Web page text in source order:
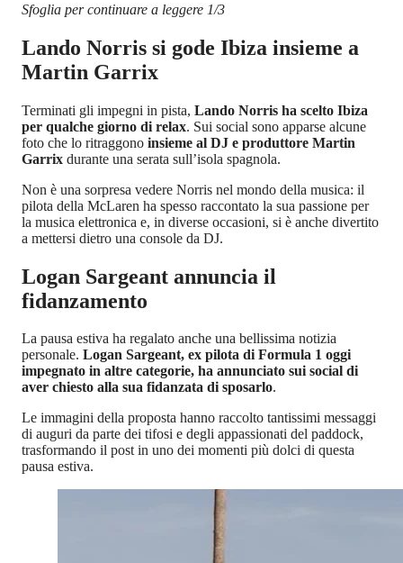
Sfoglia per continuare a leggere 1/3
Lando Norris si gode Ibiza insieme a
Martin Garrix
Terminati gli impegni in pista, Lando Norris ha scelto Ibiza
per qualche giorno di relax. Sui social sono apparse alcune
foto che lo ritraggono insieme al DJ e produttore Martin
Garrix durante una serata sull’isola spagnola.
Non è una sorpresa vedere Norris nel mondo della musica: il
pilota della McLaren ha spesso raccontato la sua passione per
la musica elettronica e, in diverse occasioni, si è anche divertito
a mettersi dietro una console da DJ.
Logan Sargeant annuncia il
fidanzamento
La pausa estiva ha regalato anche una bellissima notizia
personale. Logan Sargeant, ex pilota di Formula 1 oggi
impegnato in altre categorie, ha annunciato sui social di
aver chiesto alla sua fidanzata di sposarlo.
Le immagini della proposta hanno raccolto tantissimi messaggi
di auguri da parte dei tifosi e degli appassionati del paddock,
trasformando il post in uno dei momenti più dolci di questa
pausa estiva.